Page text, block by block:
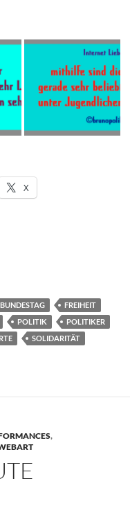
X
FREIHEIT
POLITIK
POLITIKER
SOLIDARITÄT
,